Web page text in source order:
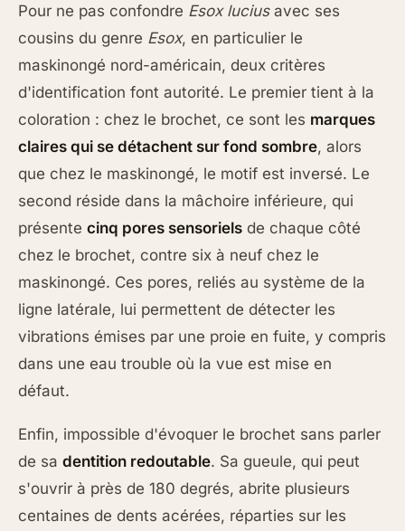
Pour ne pas confondre Esox luciusavec ses
cousins du genre Esox, en particulier le
maskinongé nord-américain, deux critères
d'identification font autorité. Le premier tient à la
coloration : chez le brochet, ce sont les marques
claires qui se détachent sur fond sombre, alors
que chez le maskinongé, le motif est inversé. Le
second réside dans la mâchoire inférieure, qui
présente cinq pores sensoriels de chaque côté
chez le brochet, contre six à neuf chez le
maskinongé. Ces pores, reliés au système de la
ligne latérale, lui permettent de détecter les
vibrations émises par une proie en fuite, y compris
dans une eau trouble où la vue est mise en
défaut.
Enfin, impossible d'évoquer le brochet sans parler
de sa dentition redoutable. Sa gueule, qui peut
s'ouvrir à près de 180 degrés, abrite plusieurs
centaines de dents acérées, réparties sur les